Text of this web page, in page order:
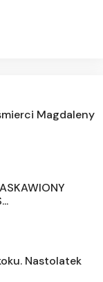
Magdaleny
Nastolatek